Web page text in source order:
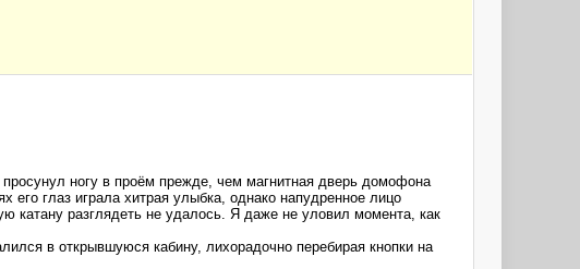
ногу в проём прежде, чем магнитная дверь домофона
глаз играла хитрая улыбка, однако напудренное лицо
катану разглядеть не удалось. Я даже не уловил момента, как
в открывшуюся кабину, лихорадочно перебирая кнопки на